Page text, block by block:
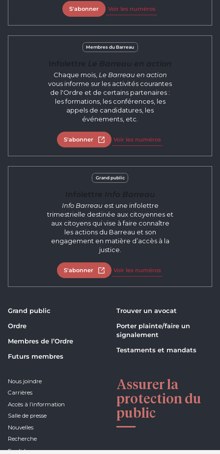
S'abonner Voir les numéros
Membres du Barreau
Chaque mois, Le Barreau en action
vous informe sur les activités courantes
de l'Ordre et de certains partenaires :
les formations, les conférences, les
appels de candidatures, les
événements, etc.
S'abonner Ouvrir dans un nouvel onglet
Voir les numéros
Grand public
Info Barreau est une infolettre
trimestrielle destinée aux citoyennes et
aux citoyens qui vise à faire connaître
les actions du Barreau et son
engagement en matière d’accès à la
justice.
S'abonner Ouvrir dans un nouvel onglet
Voir les numéros
Grand public
Ordre
Membres de l’Ordre
Futurs membres
Trouver un avocat
Porter plainte/faire un
signalement
Testaments et mandats
Nous joindre
Carrières
Accès à l’information
Salle de presse
Nouvelles
Recherche
English
Assurer la
protection du
public